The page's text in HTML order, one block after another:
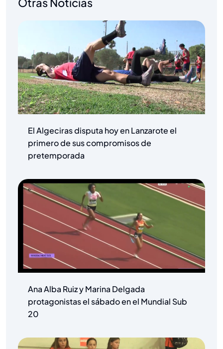
El Algeciras disputa hoy en Lanzarote el
primero de sus compromisos de
pretemporada
Ana Alba Ruiz y Marina Delgada
protagonistas el sábado en el Mundial Sub
20